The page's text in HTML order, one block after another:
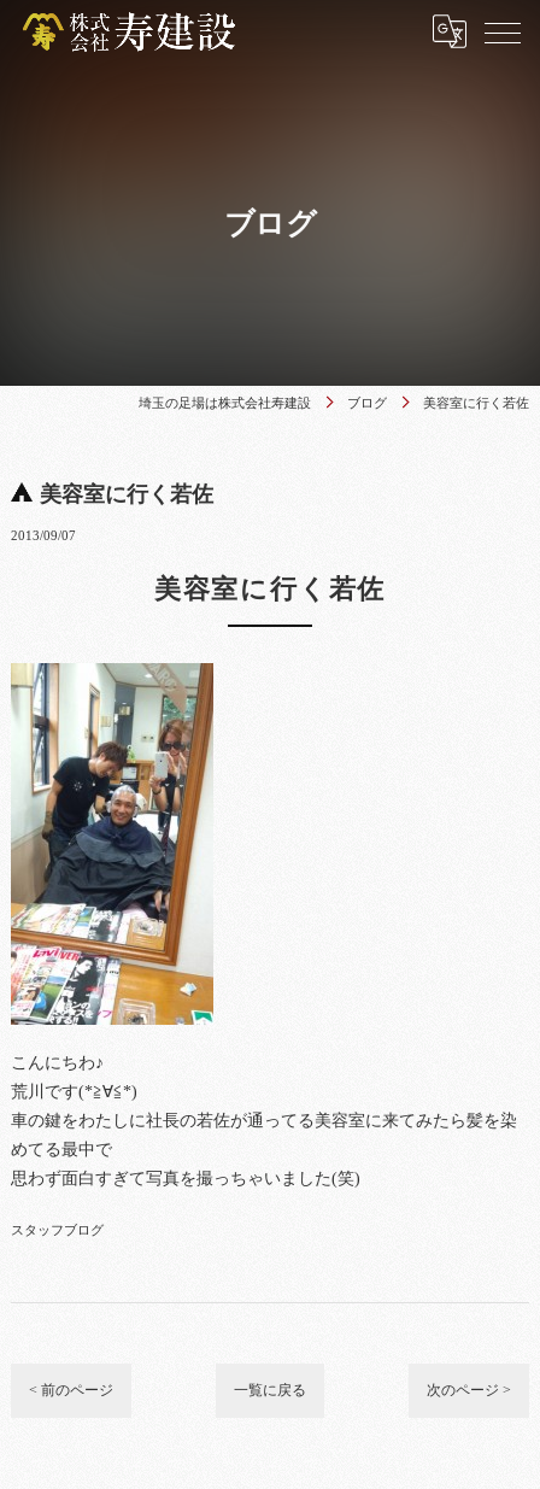
ブログ
埼玉の足場は株式会社寿建設 ブログ 美容室に行く若佐
美容室に行く若佐
2013/09/07
美容室に行く若佐
こんにちわ♪
荒川です(*≧∀≦*)
車の鍵をわたしに社長の若佐が通ってる美容室に来てみたら髪を染
めてる最中で
思わず面白すぎて写真を撮っちゃいました(笑)
スタッフブログ
< 前のページ 一覧に戻る 次のページ >